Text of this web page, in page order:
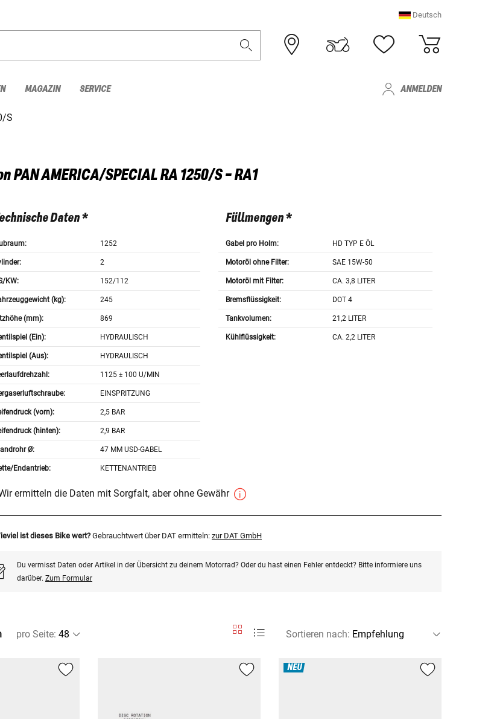
Deutsch
MAGAZIN SERVICE ANMELDEN
S
PAN AMERICA/SPECIAL RA 1250/S - RA1
Daten *
1252
2
KW: 152/112
(kg): 245
(mm): 869
(Ein): HYDRAULISCH
(Aus): HYDRAULISCH
1125 ± 100 U/MIN
EINSPRITZUNG
(vorn): 2,5 BAR
(hinten): 2,9 BAR
Ø: 47 MM USD-GABEL
Endantrieb: KETTENANTRIEB
Füllmengen *
Gabel pro Holm: HD TYP E ÖL
Motoröl ohne Filter: SAE 15W-50
Motoröl mit Filter: CA. 3,8 LITER
Bremsflüssigkeit: DOT 4
Tankvolumen: 21,2 LITER
Kühlflüssigkeit: CA. 2,2 LITER
ermitteln die Daten mit Sorgfalt, aber ohne Gewähr
ist dieses Bike wert? Gebrauchtwert über DAT ermitteln: zur DAT GmbH
Du vermisst Daten oder Artikel in der Übersicht zu deinem Motorrad? Oder du hast einen Fehler entdeckt? Bitte informiere uns
darüber. Zum Formular
pro Seite: Sortieren nach:
NEU